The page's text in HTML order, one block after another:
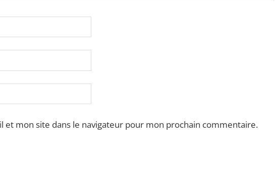
et mon site dans le navigateur pour mon prochain commentaire.